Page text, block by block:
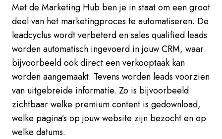
Met de Marketing Hub ben je in staat om een groot
deel van het marketingproces te automatiseren. De
leadcyclus wordt verbeterd en sales qualified leads
worden automatisch ingevoerd in jouw CRM, waar
bijvoorbeeld ook direct een verkooptaak kan
worden aangemaakt. Tevens worden leads voorzien
van uitgebreide informatie. Zo is bijvoorbeeld
zichtbaar welke premium content is gedownload,
welke pagina’s op jouw website zijn bezocht en op
welke datums.